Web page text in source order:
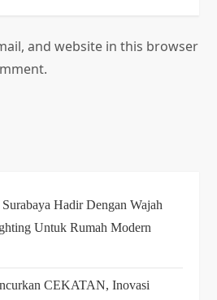
and website in this browser
Hadir Dengan Wajah
Untuk Rumah Modern
CEKATAN, Inovasi